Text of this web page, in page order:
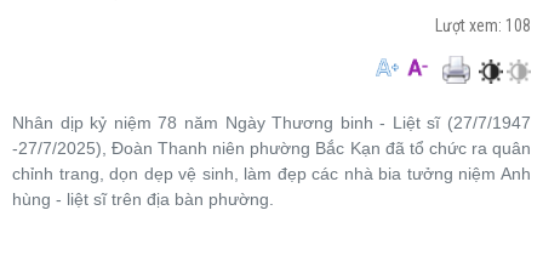
Lượt xem: 108
Nhân dịp kỷ niệm 78 năm Ngày Thương binh - Liệt sĩ (27/7/1947
-27/7/2025), Đoàn Thanh niên phường Bắc Kạn đã tổ chức ra quân
chỉnh trang, dọn dẹp vệ sinh, làm đẹp các nhà bia tưởng niệm Anh
hùng - liệt sĩ trên địa bàn phường.